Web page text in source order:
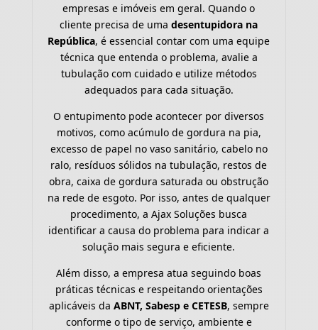
empresas e imóveis em geral. Quando o
cliente precisa de umadesentupidora na
República, é essencial contar com uma equipe
técnica que entenda o problema, avalie a
tubulação com cuidado e utilize métodos
adequados para cada situação.
O entupimento pode acontecer por diversos
motivos, como acúmulo de gordura na pia,
excesso de papel no vaso sanitário, cabelo no
ralo, resíduos sólidos na tubulação, restos de
obra, caixa de gordura saturada ou obstrução
na rede de esgoto. Por isso, antes de qualquer
procedimento, a Ajax Soluções busca
identificar a causa do problema para indicar a
solução mais segura e eficiente.
Além disso, a empresa atua seguindo boas
práticas técnicas e respeitando orientações
aplicáveis da ABNT, Sabesp e CETESB, sempre
conforme o tipo de serviço, ambiente e